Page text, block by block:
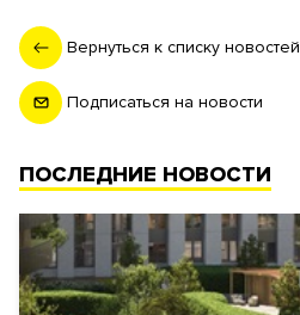
Вернуться к списку новостей
Подписаться на новости
ПОСЛЕДНИЕ НОВОСТИ